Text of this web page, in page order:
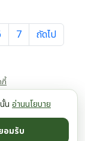
7 ถัดไป
กี้
น อ่านนโยบาย
อมรับ